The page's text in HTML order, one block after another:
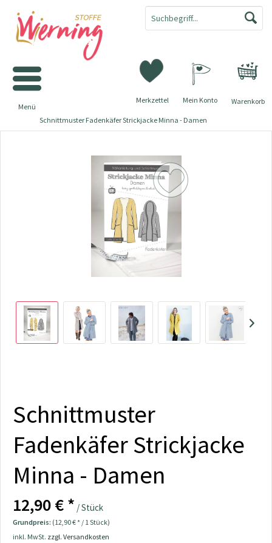
Warenkorb
Merkzettel Mein Konto
Menü
Schnittmuster Fadenkäfer Strickjacke Minna - Damen
Schnittmuster
Fadenkäfer Strickjacke
Minna - Damen
12,90 € * / Stück
Grundpreis: (12,90 € * / 1 Stück)
inkl. MwSt. zzgl. Versandkosten